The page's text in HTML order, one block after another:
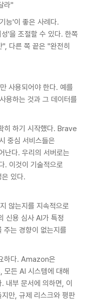
라"
능'이 좋은 사례다.
'을 조절할 수 있다. 한쪽
다른 쪽 끝은 "완전히
사용되어야 한다. 예를
용하는 것과 그 데이터를
히 하기 시작했다. Brave
중심 서비스들은
난다. 우리의 서버로는
. 이것이 기술적으로
있다.
않는지를 지속적으로
신용 심사 AI가 특정
주는 경향이 없는지를
하다. Amazon은
모든 AI 시스템에 대해
내부 문서에 의하면, 이
만, 규제 리스크와 평판